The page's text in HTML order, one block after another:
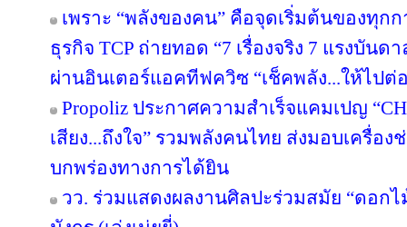
เพราะ “พลังของคน” คือจุดเริ่มต้นของทุก
ธุรกิจ TCP ถ่ายทอด “7 เรื่องจริง 7 แรงบันด
ผ่านอินเตอร์แอคทีฟควิซ “เช็คพลัง...ให้ไปต่
Propoliz ประกาศความสำเร็จแคมเปญ
เสียง...ถึงใจ” รวมพลังคนไทย ส่งมอบเครื่อ
บกพร่องทางการได้ยิน
วว. ร่วมแสดงผลงานศิลปะร่วมสมัย “ดอก